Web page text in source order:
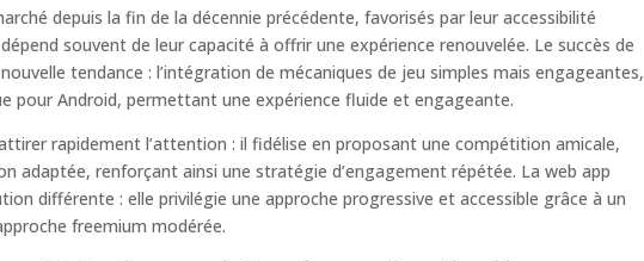
depuis la fin de la décennie précédente, favorisés par leur accessibilité
souvent de leur capacité à offrir une expérience renouvelée. Le succès de
tendance : l’intégration de mécaniques de jeu simples mais engageantes,
pour Android, permettant une expérience fluide et engageante.
rapidement l’attention : il fidélise en proposant une compétition amicale,
adaptée, renforçant ainsi une stratégie d’engagement répétée. La web app
différente : elle privilégie une approche progressive et accessible grâce à un
freemium modérée.